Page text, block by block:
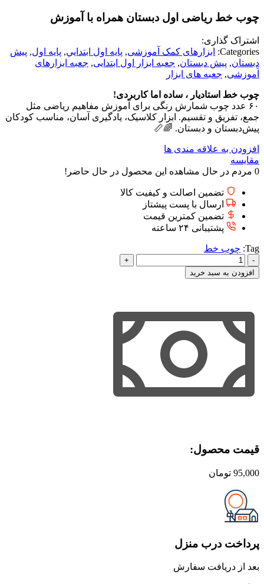
چوب خط ریاضی اول دبستان همراه با آموزش
اشتراک گذاری:
Categories:
ابزارهای کمک آموزشی, پايه اول ابتدايي, پایه اول, پیش
دبستان, پیش دبستان, جعبه ابزار اول ابتدایی, جعبه ابزارهای
آموزشی, جعبه های ابزار
چوب خط استادیار ، ساده اما کاربردی!
۶۰ عدد چوب شمارش رنگی برای آموزش مفاهیم ریاضی مثل
جمع، تفریق و تقسیم. ابزار کلاسیک، یادگیری آسان، مناسب کودکان
پیش‌دبستان و دبستان. 🌈📏
افزودن به علاقه مندی ها
مقایسه
0 مردم در حال مشاهده این محصول در حال حاضر!
تضمین اصالت و کیفیت کالا
ارسال با پست پیشتاز
تضمین کمترین قیمت
پشتیبانی ۲۴ ساعته
Tag: چوب خط
چوب
خط
ریاضی
همراه
آموزش
افزودن به سبد خرید
قیمت محصول:​
95,000 تومان
پرداخت درب منزل
بعد از دریافت سفارش